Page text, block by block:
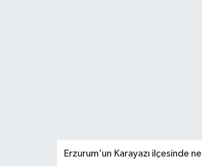
Erzurum'un Karayazı ilçesinde